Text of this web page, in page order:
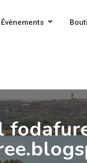
Évènements